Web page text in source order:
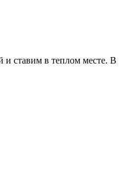
и ставим в теплом месте. В